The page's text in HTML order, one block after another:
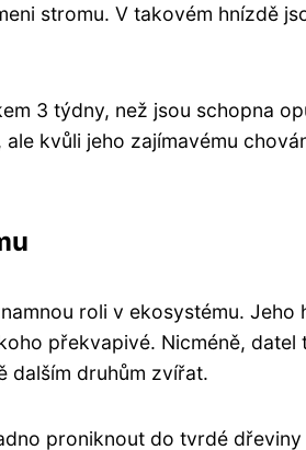
stromu. V takovém hnízdě
3 týdny, než jsou schopna
kvůli jeho zajímavému
roli v ekosystému. Jeho
překvapivé. Nicméně, datel
dalším druhům zvířat.
proniknout do tvrdé